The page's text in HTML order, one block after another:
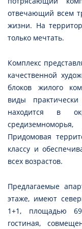
отвечающий всем
жизни. На
только мечтать.
Комплекс
качественной
блоков жилого
виды
находится в
Придомовая
классу и
всех возрастов.
Предлагаемые
этаже, имеют
1+1, площадью
гостиная,